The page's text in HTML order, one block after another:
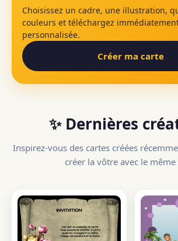
Choisissez un cadre, une illustration,
couleurs et téléchargez
personnalisée.
Créer ma carte
✨ Dernières
Inspirez-vous des cartes créées
créer la vôtre avec le